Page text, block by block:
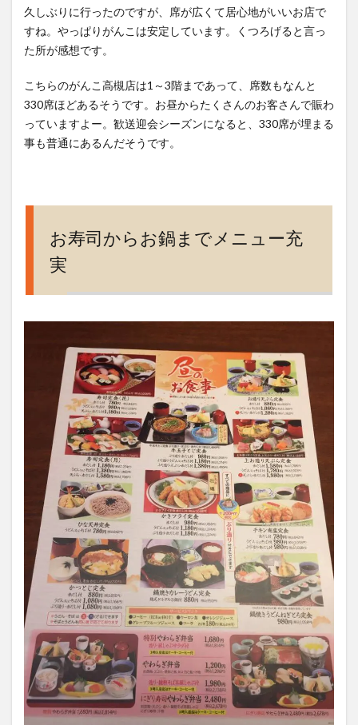
ツを
てき
てく
す
5
がん
番、
の寿
司定
6
様メ
ニュ
7
アク
セ
ス、
営業
間、
定休
日、
電話
番号
久しぶりに行ったのですが、席が広くて居心地がいいお店で
すね。やっぱりがんこは安定しています。くつろげると言っ
た所が感想です。
こちらのがんこ高槻店は1～3階まであって、席数もなんと
330席ほどあるそうです。お昼からたくさんのお客さんで賑わ
っていますよー。歓送迎会シーズンになると、330席が埋まる
事も普通にあるんだそうです。
お寿司からお鍋までメニュー充
実